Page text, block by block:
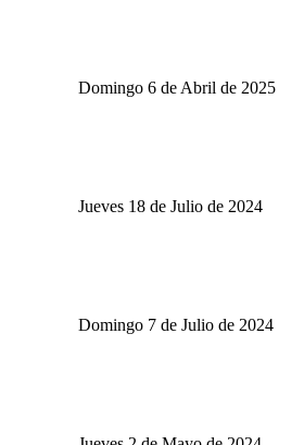
Domingo 6 de Abril de 2025
Jueves 18 de Julio de 2024
Domingo 7 de Julio de 2024